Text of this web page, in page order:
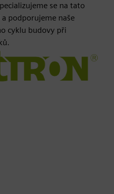
se na tato
podporujeme naše
cyklu budovy při